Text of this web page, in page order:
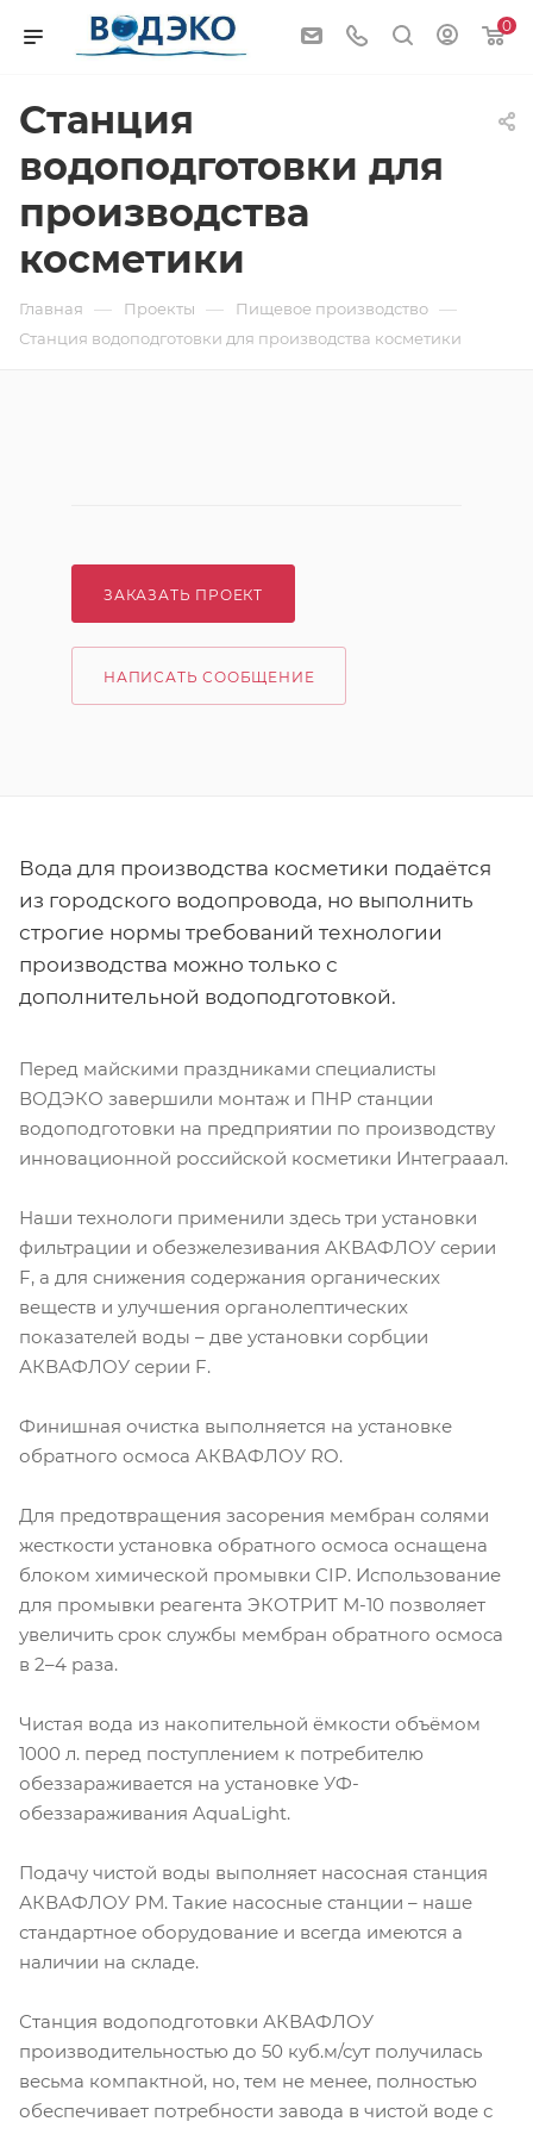
0
Станция
водоподготовки для
производства
косметики
Главная — Проекты — Пищевое производство —
Станция водоподготовки для производства косметики
ЗАКАЗАТЬ ПРОЕКТ
НАПИСАТЬ СООБЩЕНИЕ
Вода для производства косметики подаётся
из городского водопровода, но выполнить
строгие нормы требований технологии
производства можно только с
дополнительной водоподготовкой.
Перед майскими праздниками специалисты
ВОДЭКО завершили монтаж и ПНР станции
водоподготовки на предприятии по производству
инновационной российской косметики Интеграаал.
Наши технологи применили здесь три установки
фильтрации и обезжелезивания АКВАФЛОУ серии
F, а для снижения содержания органических
веществ и улучшения органолептических
показателей воды – две установки сорбции
АКВАФЛОУ серии F.
Финишная очистка выполняется на установке
обратного осмоса АКВАФЛОУ RO.
Для предотвращения засорения мембран солями
жесткости установка обратного осмоса оснащена
блоком химической промывки CIP. Использование
для промывки реагента ЭКОТРИТ М-10 позволяет
увеличить срок службы мембран обратного осмоса
в 2–4 раза.
Чистая вода из накопительной ёмкости объёмом
1000 л. перед поступлением к потребителю
обеззараживается на установке УФ-
обеззараживания AquaLight.
Подачу чистой воды выполняет насосная станция
АКВАФЛОУ РМ. Такие насосные станции – наше
стандартное оборудование и всегда имеются а
наличии на складе.
Станция водоподготовки АКВАФЛОУ
производительностью до 50 куб.м/сут получилась
весьма компактной, но, тем не менее, полностью
обеспечивает потребности завода в чистой воде с